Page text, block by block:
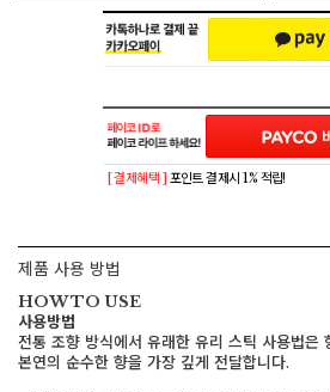
[ 결제혜택 ] 포인트 결제시 1% 적립!
제품 사용 방법
HOW TO USE
사용방법
전통 조향 방식에서 유래한 유리 스틱 사용법은
본연의 순수한 향을 가장 깊게 전달합니다.